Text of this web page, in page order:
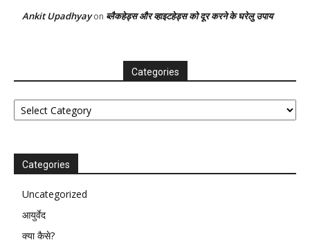
Ankit Upadhyayon ब्लैकहेड्स और व्हाइटहेड्स को दूर करने के घरेलु उपाय
Categories
Categories
Categories
Uncategorized
आयुर्वेद
क्या कैसे?